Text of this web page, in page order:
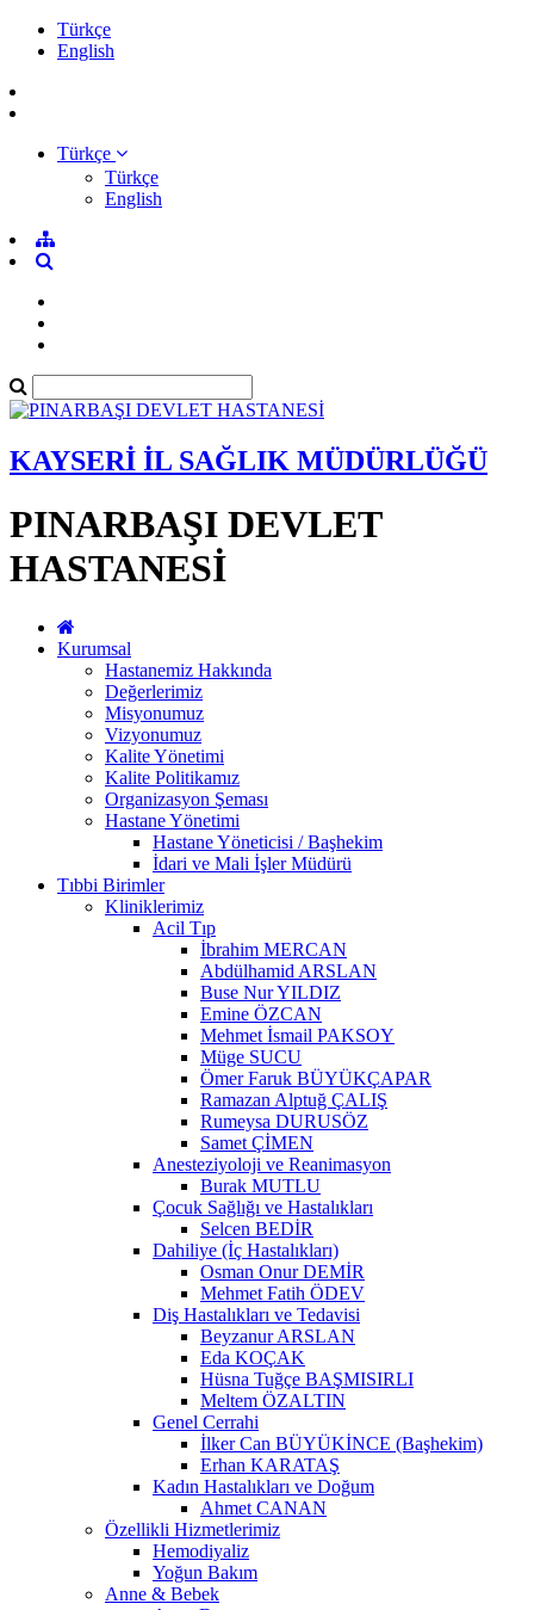
Türkçe
English
Türkçe
Türkçe
English
KAYSERİ İL SAĞLIK MÜDÜRLÜĞÜ
PINARBAŞI DEVLET
HASTANESİ
Kurumsal
Hastanemiz Hakkında
Değerlerimiz
Misyonumuz
Vizyonumuz
Kalite Yönetimi
Kalite Politikamız
Organizasyon Şeması
Hastane Yönetimi
Hastane Yöneticisi / Başhekim
İdari ve Mali İşler Müdürü
Tıbbi Birimler
Kliniklerimiz
Acil Tıp
İbrahim MERCAN
Abdülhamid ARSLAN
Buse Nur YILDIZ
Emine ÖZCAN
Mehmet İsmail PAKSOY
Müge SUCU
Ömer Faruk BÜYÜKÇAPAR
Ramazan Alptuğ ÇALIŞ
Rumeysa DURUSÖZ
Samet ÇİMEN
Anesteziyoloji ve Reanimasyon
Burak MUTLU
Çocuk Sağlığı ve Hastalıkları
Selcen BEDİR
Dahiliye (İç Hastalıkları)
Osman Onur DEMİR
Mehmet Fatih ÖDEV
Diş Hastalıkları ve Tedavisi
Beyzanur ARSLAN
Eda KOÇAK
Hüsna Tuğçe BAŞMISIRLI
Meltem ÖZALTIN
Genel Cerrahi
İlker Can BÜYÜKİNCE (Başhekim)
Erhan KARATAŞ
Kadın Hastalıkları ve Doğum
Ahmet CANAN
Özellikli Hizmetlerimiz
Hemodiyaliz
Yoğun Bakım
Anne & Bebek